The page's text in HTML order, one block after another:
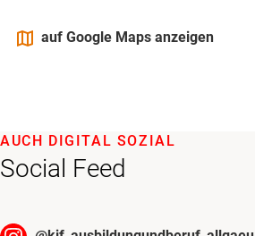
mapsauf Google Maps anzeigen
Social Feed
AUCH DIGITAL SOZIAL